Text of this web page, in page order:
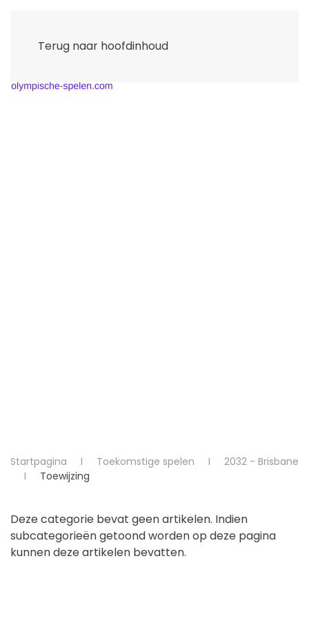
Terug naar hoofdinhoud
Startpagina Toekomstige spelen
2032 - Brisbane
Toewijzing
Deze categorie bevat geen artikelen. Indien
subcategorieën getoond worden op deze pagina
kunnen deze artikelen bevatten.